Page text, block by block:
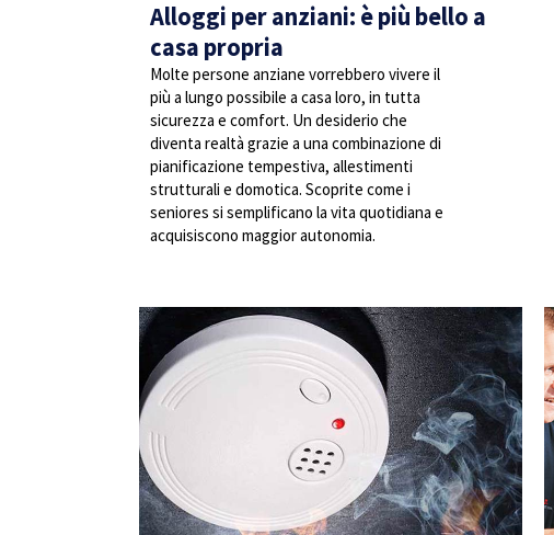
Alloggi per anziani: è più bello a
casa propria
Molte persone anziane vorrebbero vivere il
più a lungo possibile a casa loro, in tutta
sicurezza e comfort. Un desiderio che
diventa realtà grazie a una combinazione di
pianificazione tempestiva, allestimenti
strutturali e domotica. Scoprite come i
seniores si semplificano la vita quotidiana e
acquisiscono maggior autonomia.